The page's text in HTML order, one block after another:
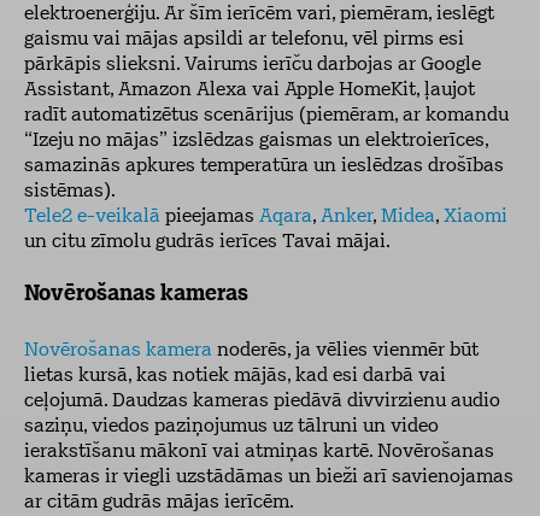
elektroenerģiju. Ar šīm ierīcēm vari, piemēram, ieslēgt
gaismu vai mājas apsildi ar telefonu, vēl pirms esi
pārkāpis slieksni. Vairums ierīču darbojas ar Google
Assistant, Amazon Alexa vai Apple HomeKit, ļaujot
radīt automatizētus scenārijus (piemēram, ar komandu
“Izeju no mājas” izslēdzas gaismas un elektroierīces,
samazinās apkures temperatūra un ieslēdzas drošības
sistēmas).
Tele2 e-veikalā pieejamas Aqara, Anker, Midea, Xiaomi
un citu zīmolu gudrās ierīces Tavai mājai.
Novērošanas kameras
Novērošanas kamera noderēs, ja vēlies vienmēr būt
lietas kursā, kas notiek mājās, kad esi darbā vai
ceļojumā. Daudzas kameras piedāvā divvirzienu audio
saziņu, viedos paziņojumus uz tālruni un video
ierakstīšanu mākonī vai atmiņas kartē. Novērošanas
kameras ir viegli uzstādāmas un bieži arī savienojamas
ar citām gudrās mājas ierīcēm.